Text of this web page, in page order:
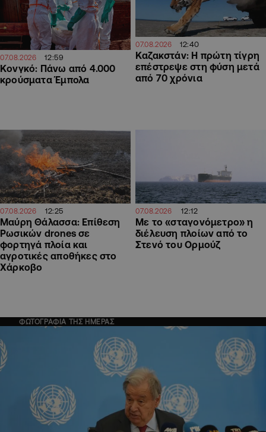
07.08.2026 12:59
Κονγκό: Πάνω από 4.000
κρούσματα Έμπολα
07.08.2026 12:40
Καζακστάν: Η πρώτη τίγρη
επέστρεψε στη φύση μετά
από 70 χρόνια
07.08.2026 12:25
Μαύρη Θάλασσα: Επίθεση
Ρωσικών drones σε
φορτηγά πλοία και
αγροτικές αποθήκες στο
Χάρκοβο
07.08.2026 12:12
Με το «σταγονόμετρο» η
διέλευση πλοίων από το
Στενό του Ορμούζ
ΦΩΤΟΓΡΑΦΙΑ ΤΗΣ ΗΜΕΡΑΣ